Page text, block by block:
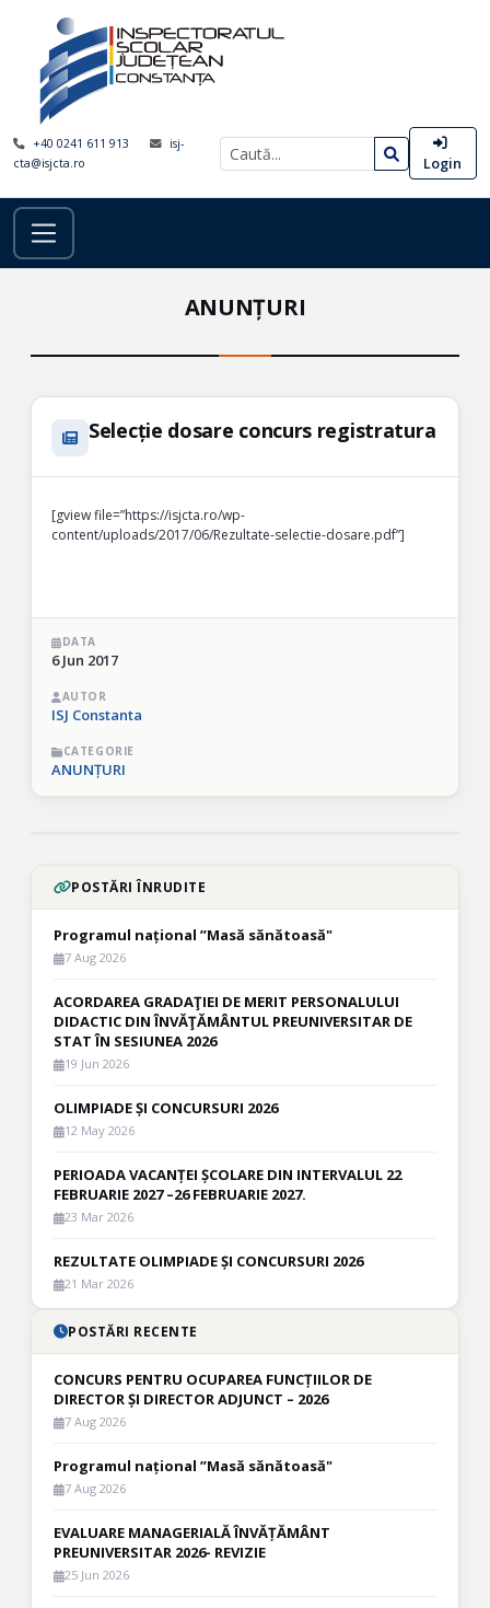
+40 0241 611 913
isj-
cta@isjcta.ro
Login
ANUNȚURI
Selecție dosare concurs registratura
[gview file=”https://isjcta.ro/wp-
content/uploads/2017/06/Rezultate-selectie-dosare.pdf”]
DATA
6 Jun 2017
AUTOR
ISJ Constanta
CATEGORIE
ANUNȚURI
POSTĂRI ÎNRUDITE
Programul național ”Masă sănătoasă"
7 Aug 2026
ACORDAREA GRADAŢIEI DE MERIT PERSONALULUI
DIDACTIC DIN ÎNVĂŢĂMÂNTUL PREUNIVERSITAR DE
STAT ÎN SESIUNEA 2026
19 Jun 2026
OLIMPIADE ȘI CONCURSURI 2026
12 May 2026
PERIOADA VACANȚEI ȘCOLARE DIN INTERVALUL 22
FEBRUARIE 2027 –26 FEBRUARIE 2027.
23 Mar 2026
REZULTATE OLIMPIADE ȘI CONCURSURI 2026
21 Mar 2026
POSTĂRI RECENTE
CONCURS PENTRU OCUPAREA FUNCȚIILOR DE
DIRECTOR ȘI DIRECTOR ADJUNCT – 2026
7 Aug 2026
Programul național ”Masă sănătoasă"
7 Aug 2026
EVALUARE MANAGERIALĂ ÎNVĂȚĂMÂNT
PREUNIVERSITAR 2026- REVIZIE
25 Jun 2026